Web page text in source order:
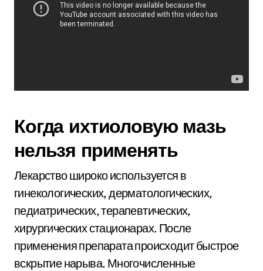
Когда ихтиоловую мазь
нельзя применять
Лекарство широко используется в
гинекологических, дерматологических,
педиатрических, терапевтических,
хирургических стационарах. После
применения препарата происходит быстрое
вскрытие нарыва. Многочисленные